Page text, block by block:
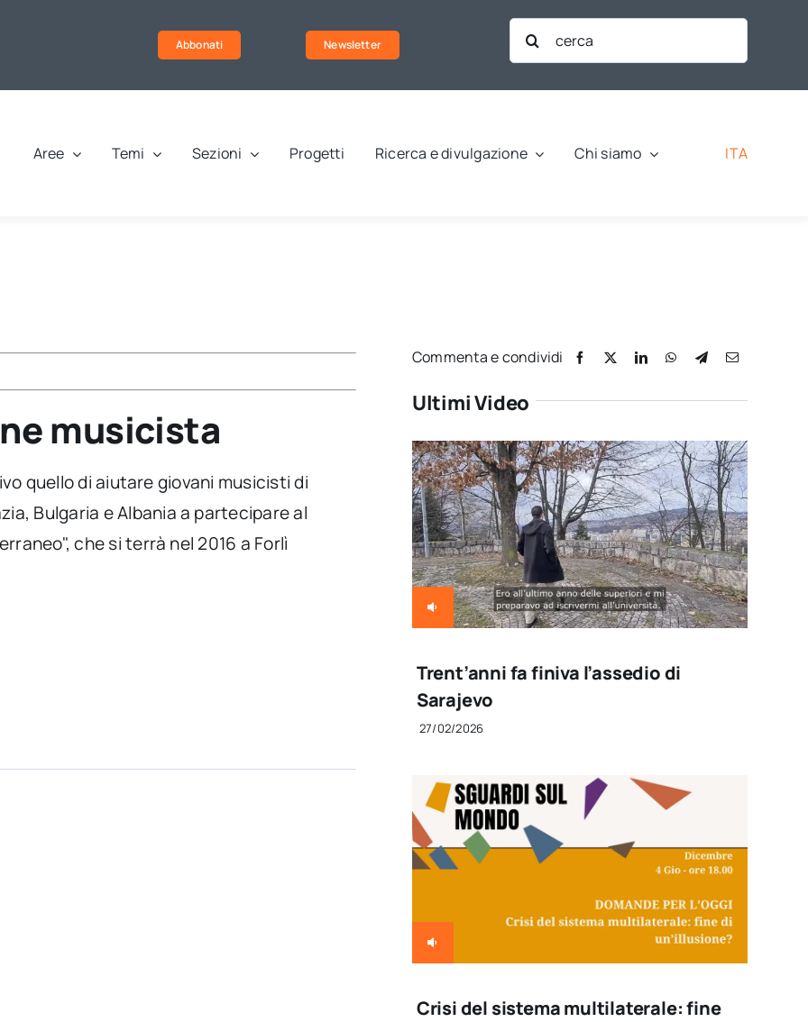
Abbonati Newsletter
Cerca
per:
Aree Temi Sezioni Progetti Ricerca e divulgazione Chi siamo ITA
musicista
quello di aiutare giovani musicisti di
Bulgaria e Albania a partecipare al
che si terrà nel 2016 a Forlì
Commenta e condividi
Ultimi Video
Trent’anni fa finiva l’assedio di
Sarajevo
27/02/2026
Crisi del sistema multilaterale: fine